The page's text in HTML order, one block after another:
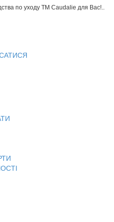
по уходу ТМ Caudalie для Вас!..